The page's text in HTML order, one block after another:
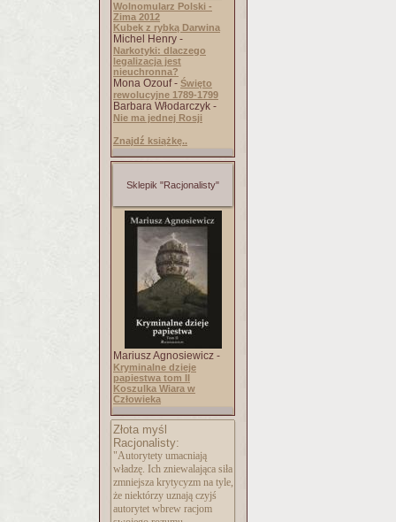
Wolnomularz Polski -
Zima 2012
Kubek z rybką Darwina
Michel Henry -
Narkotyki: dlaczego
legalizacja jest
nieuchronna?
Mona Ozouf - Święto
rewolucyjne 1789-1799
Barbara Włodarczyk -
Nie ma jednej Rosji
Znajdź książkę..
Sklepik "Racjonalisty"
Mariusz Agnosiewicz -
Kryminalne dzieje
papiestwa tom II
Koszulka Wiara w
Człowieka
Złota myśl
Racjonalisty:
"Autorytety umacniają
władzę. Ich zniewalająca siła
zmniejsza krytycyzm na tyle,
że niektórzy uznają czyjś
autorytet wbrew racjom